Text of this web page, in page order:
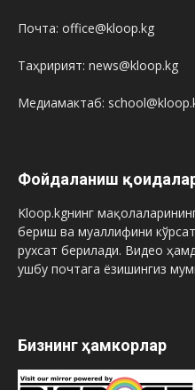
Почта: office@kloop.kg
Таҳририят: news@kloop.kg
Медиамактаб:
Фойдаланиш
Kloop.kgнинг
бериш ва муаллифини
рухсат берилади. Видео
ушбу почтага ёзишингиз
Бизнинг ҳамкорлар